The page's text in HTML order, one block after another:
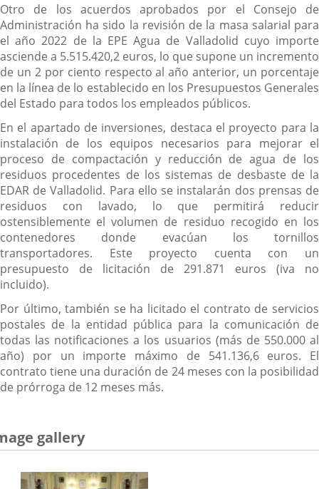
Otro de los acuerdos aprobados por el Consejo de
Administración ha sido la revisión de la masa salarial para
el año 2022 de la EPE Agua de Valladolid cuyo importe
asciende a 5.515.420,2 euros, lo que supone un incremento
de un 2 por ciento respecto al año anterior, un porcentaje
en la línea de lo establecido en los Presupuestos Generales
del Estado para todos los empleados públicos.
En el apartado de inversiones, destaca el proyecto para la
instalación de los equipos necesarios para mejorar el
proceso de compactación y reducción de agua de los
residuos procedentes de los sistemas de desbaste de la
EDAR de Valladolid. Para ello se instalarán dos prensas de
residuos con lavado, lo que permitirá reducir
ostensiblemente el volumen de residuo recogido en los
contenedores donde evacúan los tornillos
transportadores. Este proyecto cuenta con un
presupuesto de licitación de 291.871 euros (iva no
incluido).
Por último, también se ha licitado el contrato de servicios
postales de la entidad pública para la comunicación de
todas las notificaciones a los usuarios (más de 550.000 al
año) por un importe máximo de 541.136,6 euros. El
contrato tiene una duración de 24 meses con la posibilidad
de prórroga de 12 meses más.
gallery